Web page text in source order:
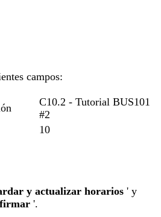
campos:
C10.2 - Tutorial BUS101
#2
10
y actualizar horarios ' y
'.